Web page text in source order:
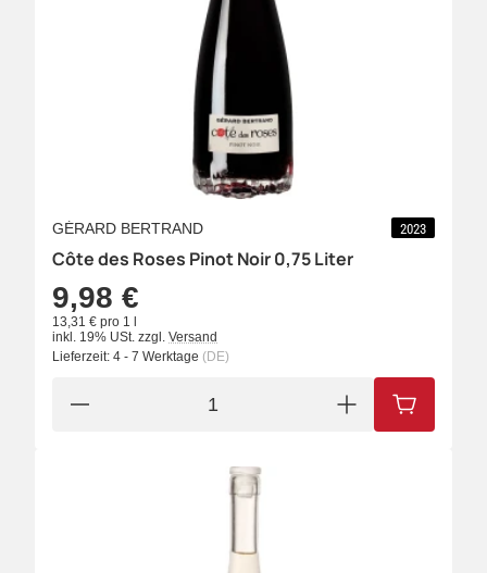
GÉRARD BERTRAND 2023
Côte des Roses Pinot Noir 0,75 Liter
9,98 €
13,31 € pro 1 l
inkl. 19% USt. zzgl. Versand
Lieferzeit: 4 - 7 Werktage (DE)
IN DEN